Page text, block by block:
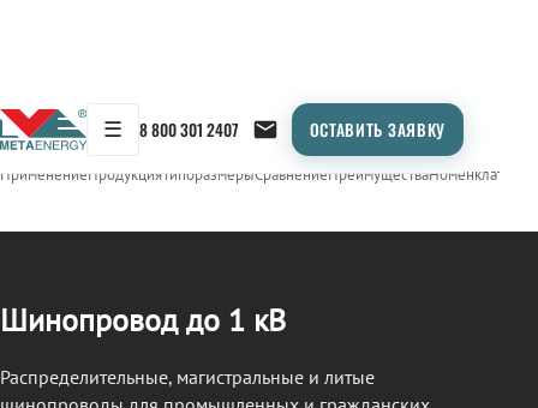
☰ 8 800 301 2407 ОСТАВИТЬ ЗАЯВКУ
← Продукция/ШИНОПРОВОД
ПрименениеПродукцияТипоразмерыСравнениеПреимуществаНоменклатура
Шинопровод до 1 кВ
Распределительные, магистральные и литые